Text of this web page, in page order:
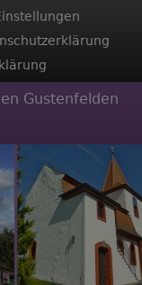
Gustenfelden